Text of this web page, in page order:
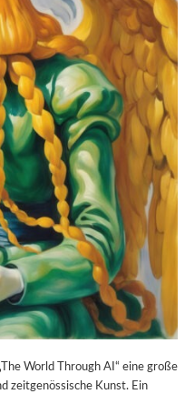
World Through AI“ eine große
zeitgenössische Kunst. Ein